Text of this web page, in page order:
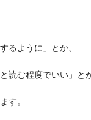
るように」とか、
読む程度でいい」と
す。